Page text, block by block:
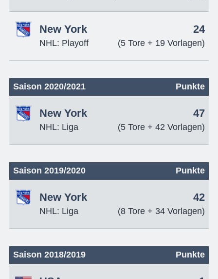
New York
NHL: Playoff
24
(5 Tore + 19 Vorlagen)
Saison 2020/2021 Punkte
New York
NHL: Liga
47
(5 Tore + 42 Vorlagen)
Saison 2019/2020 Punkte
New York
NHL: Liga
42
(8 Tore + 34 Vorlagen)
Saison 2018/2019 Punkte